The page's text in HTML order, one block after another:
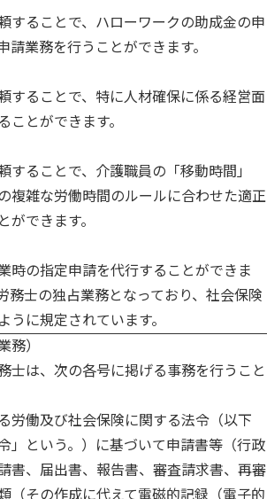
することで、ハローワークの助成金の申
請業務を行うことができます。
することで、特に人材確保に係る経営面
ことができます。
することで、介護職員の「移動時間」
複雑な労働時間のルールに合わせた適正
ができます。
時の指定申請を代行することができま
務士の独占業務となっており、社会保険
うに規定されています。
務）
は、次の各号に掲げる事務を行うこと
働及び社会保険に関する法令（以下
」という。）に基づいて申請書等（行政
書、届出書、報告書、審査請求書、再審
（その作成に代えて電磁的記録（電子的